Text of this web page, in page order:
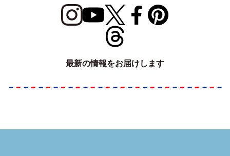
最新の情報をお届けします